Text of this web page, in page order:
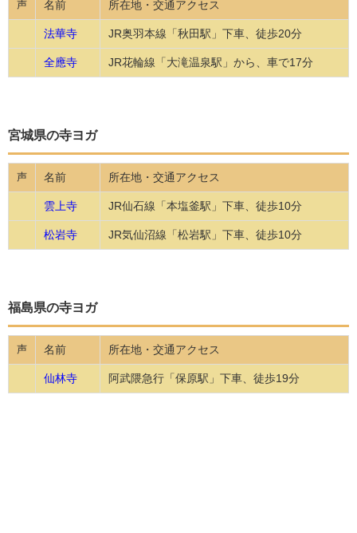
声 名前 所在地・交通アクセス
法華寺 JR奥羽本線「秋田駅」下車、徒歩20分
全應寺 JR花輪線「大滝温泉駅」から、車で17分
宮城県の寺ヨガ
声 名前 所在地・交通アクセス
雲上寺 JR仙石線「本塩釜駅」下車、徒歩10分
松岩寺 JR気仙沼線「松岩駅」下車、徒歩10分
福島県の寺ヨガ
声 名前 所在地・交通アクセス
仙林寺 阿武隈急行「保原駅」下車、徒歩19分